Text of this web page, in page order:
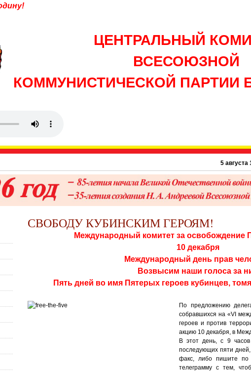
ЦЕНТРАЛЬНЫЙ
ВСЕСОЮЗНОЙ
КОММУНИСТИЧЕСКОЙ ПАРТИИ
5 августа 1895
СВОБОДУ КУБИНСКИМ ГЕРОЯМ!
Международный комитет за освобождение
10 декабря
Международный день прав
Возвысим наши голоса за
Пять дней во имя Пятерых героев кубинцев,
По предложению
собравшихся на «VI
героев и против
акцию 10 декабря, в
В этот день, с 9
последующих пяти
факс, либо пишите по
телеграмму с тем,